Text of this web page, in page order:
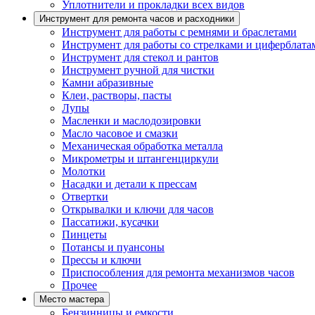
Уплотнители и прокладки всех видов
Инструмент для ремонта часов и расходники
Инструмент для работы с ремнями и браслетами
Инструмент для работы со стрелками и
Инструмент для стекол и рантов
Инструмент ручной для чистки
Камни абразивные
Клеи, растворы, пасты
Лупы
Масленки и маслодозировки
Масло часовое и смазки
Механическая обработка металла
Микрометры и штангенциркули
Молотки
Насадки и детали к прессам
Отвертки
Открывалки и ключи для часов
Пассатижи, кусачки
Пинцеты
Потансы и пуансоны
Прессы и ключи
Приспособления для ремонта механизмов часов
Прочее
Место мастера
Бензинницы и емкости